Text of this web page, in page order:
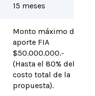
15 meses
Monto máximo de
aporte FIA
$50.000.000.-
(Hasta el 80% del
costo total de la
propuesta).